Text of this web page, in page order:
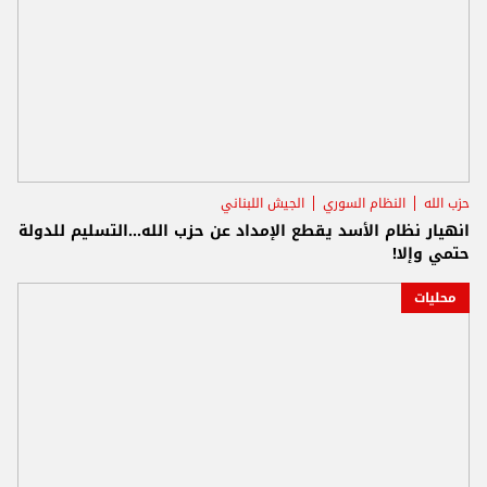
حزب الله النظام السوري الجيش اللبناني
انهيار نظام الأسد يقطع الإمداد عن حزب الله...التسليم للدولة
حتمي وإلا!
محليات